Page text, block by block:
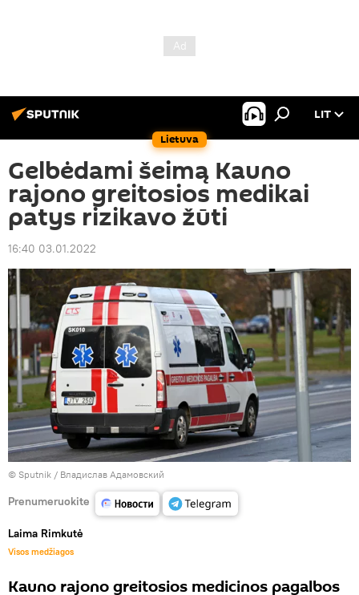
Lietuva
LIT
Gelbėdami šeimą Kauno
rajono greitosios medikai
patys rizikavo žūti
16:40 03.01.2022
© Sputnik / Владислав Адамовский
Prenumeruokite
Laima Rimkutė
Visos medžiagos
Kauno rajono greitosios medicinos pagalbos